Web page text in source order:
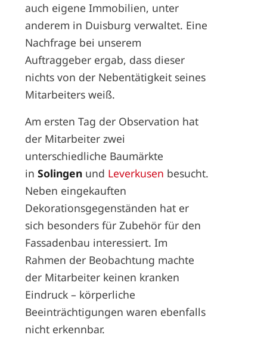
auch eigene Immobilien, unter
anderem in Duisburg verwaltet. Eine
Nachfrage bei unserem
Auftraggeber ergab, dass dieser
nichts von der Nebentätigkeit seines
Mitarbeiters weiß.
Am ersten Tag der Observation hat
der Mitarbeiter zwei
unterschiedliche Baumärkte
inSolingen und Leverkusen besucht.
Neben eingekauften
Dekorationsgegenständen hat er
sich besonders für Zubehör für den
Fassadenbau interessiert. Im
Rahmen der Beobachtung machte
der Mitarbeiter keinen kranken
Eindruck – körperliche
Beeinträchtigungen waren ebenfalls
nicht erkennbar.